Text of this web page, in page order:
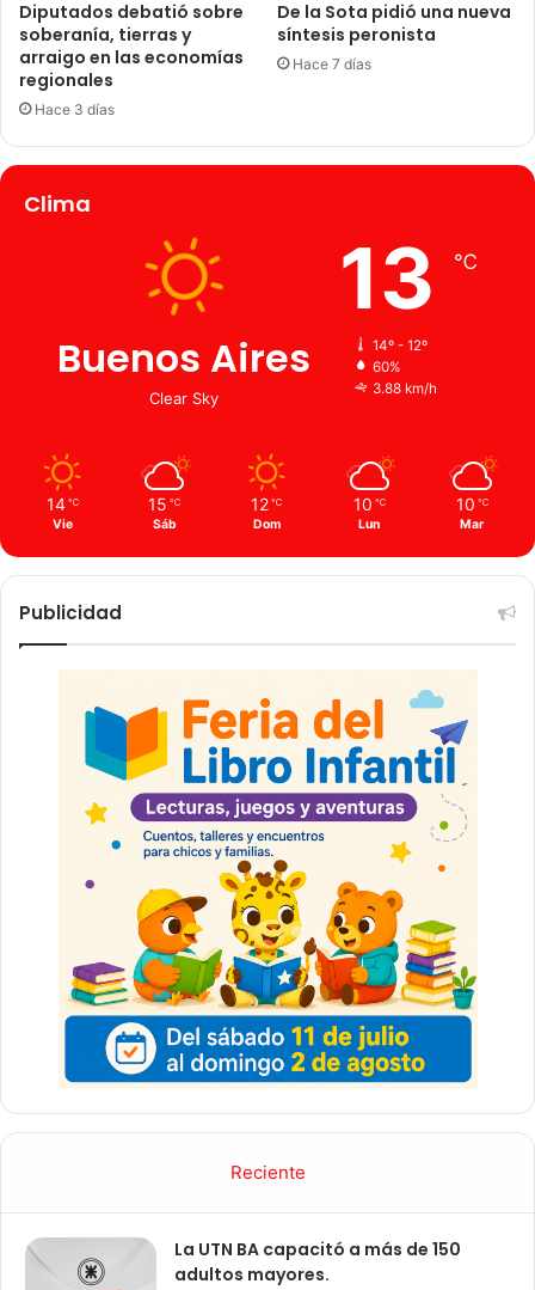
Diputados debatió sobre
soberanía, tierras y
arraigo en las economías
regionales
Hace 3 días
De la Sota pidió una nueva
síntesis peronista
Hace 7 días
Clima
Buenos Aires
Clear Sky
13 ℃
14º - 12º
60%
3.88 km/h
14 ℃
Vie
15 ℃
Sáb
12 ℃
Dom
10 ℃
Lun
10 ℃
Mar
Publicidad
Reciente
La UTN BA capacitó a más de 150
adultos mayores.